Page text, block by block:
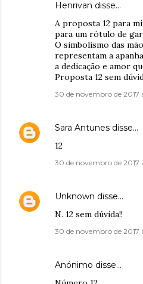
Henrivan disse…
A proposta 12 para
para um rótulo de
O simbolismo das
representam a
a dedicação e amor
Proposta 12 sem
30 de novembro de 2017
Sara Antunes disse…
12
30 de novembro de 2017
Unknown disse…
N. 12 sem dúvida!!
30 de novembro de 2017
Anónimo disse…